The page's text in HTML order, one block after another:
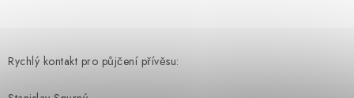
Rychlý kontakt pro půjčení přívěsu: